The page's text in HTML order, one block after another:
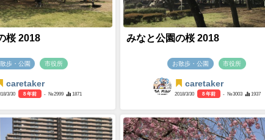
桜 2018
歩・公園 市役所
caretaker
3/30 8 年前 - №2999 1871
みなと公園の桜 2018
お散歩・公園 市役所
caretaker
2018/3/30 8 年前 - №3003 1937